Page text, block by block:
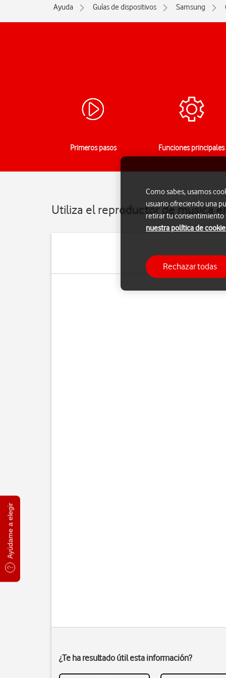
Ayúdame a elegir
Ayuda Guías de dispositivos Samsung
Primeros pasos Funciones principales
Utiliza el reproductor de música
Puedes utilizar el
¿Te ha resultado útil esta información?
Como sabes, usamos
usuario ofreciendo una
retirar tu consentimiento
nuestra política de
Rechazar todas